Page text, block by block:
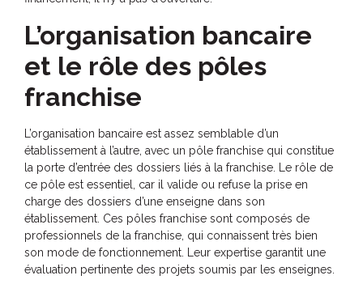
L’organisation bancaire
et le rôle des pôles
franchise
L’organisation bancaire est assez semblable d’un
établissement à l’autre, avec un pôle franchise qui constitue
la porte d’entrée des dossiers liés à la franchise. Le rôle de
ce pôle est essentiel, car il valide ou refuse la prise en
charge des dossiers d’une enseigne dans son
établissement. Ces pôles franchise sont composés de
professionnels de la franchise, qui connaissent très bien
son mode de fonctionnement. Leur expertise garantit une
évaluation pertinente des projets soumis par les enseignes.